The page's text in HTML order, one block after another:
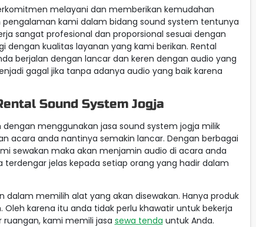
melayani dan memberikan kemudahan
kami dalam bidang sound system tentunya
sangat profesional dan proporsional sesuai dengan
dengan kualitas layanan yang kami berikan. Rental
berjalan dengan lancar dan keren dengan audio yang
gagal jika tanpa adanya audio yang baik karena
Sound System Jogja
menggunakan jasa sound system jogja milik
acara anda nantinya semakin lancar. Dengan berbagai
sewakan maka akan menjamin audio di acara anda
jelas kepada setiap orang yang hadir dalam
memilih alat yang akan disewakan. Hanya produk
karena itu anda tidak perlu khawatir untuk bekerja
ruangan, kami memili jasa sewa tenda untuk Anda.